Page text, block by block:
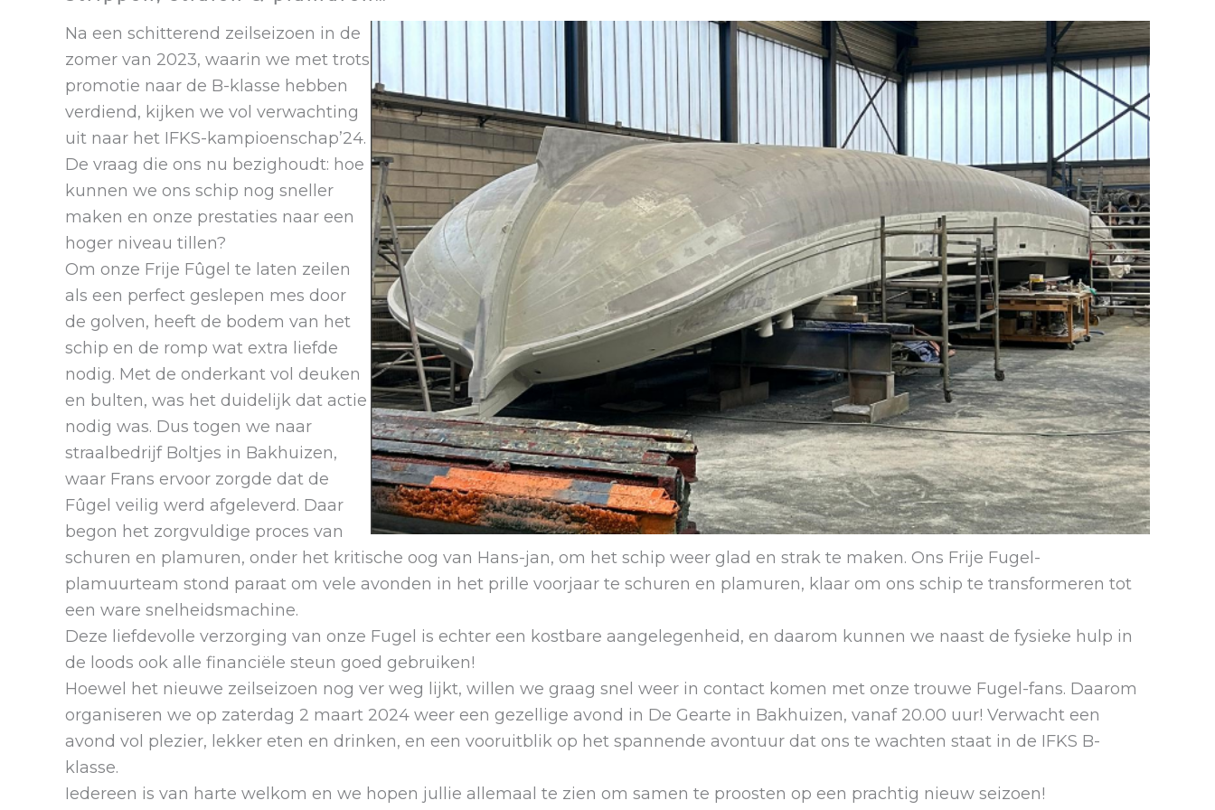
Na een schitterend zeilseizoen in de
zomer van 2023, waarin we met trots
promotie naar de B-klasse hebben
verdiend, kijken we vol verwachting
uit naar het IFKS-kampioenschap’24.
De vraag die ons nu bezighoudt: hoe
kunnen we ons schip nog sneller
maken en onze prestaties naar een
hoger niveau tillen?
Om onze Frije Fûgel te laten zeilen
als een perfect geslepen mes door
de golven, heeft de bodem van het
schip en de romp wat extra liefde
nodig. Met de onderkant vol deuken
en bulten, was het duidelijk dat actie
nodig was. Dus togen we naar
straalbedrijf Boltjes in Bakhuizen,
waar Frans ervoor zorgde dat de
Fûgel veilig werd afgeleverd. Daar
begon het zorgvuldige proces van
schuren en plamuren, onder het kritische oog van Hans-jan, om het schip weer glad en strak te maken. Ons Frije Fugel-
plamuurteam stond paraat om vele avonden in het prille voorjaar te schuren en plamuren, klaar om ons schip te transformeren tot
een ware snelheidsmachine.
Deze liefdevolle verzorging van onze Fugel is echter een kostbare aangelegenheid, en daarom kunnen we naast de fysieke hulp in
de loods ook alle financiële steun goed gebruiken!
Hoewel het nieuwe zeilseizoen nog ver weg lijkt, willen we graag snel weer in contact komen met onze trouwe Fugel-fans. Daarom
organiseren we op zaterdag 2 maart 2024 weer een gezellige avond in De Gearte in Bakhuizen, vanaf 20.00 uur! Verwacht een
avond vol plezier, lekker eten en drinken, en een vooruitblik op het spannende avontuur dat ons te wachten staat in de IFKS B-
klasse.
Iedereen is van harte welkom en we hopen jullie allemaal te zien om samen te proosten op een prachtig nieuw seizoen!